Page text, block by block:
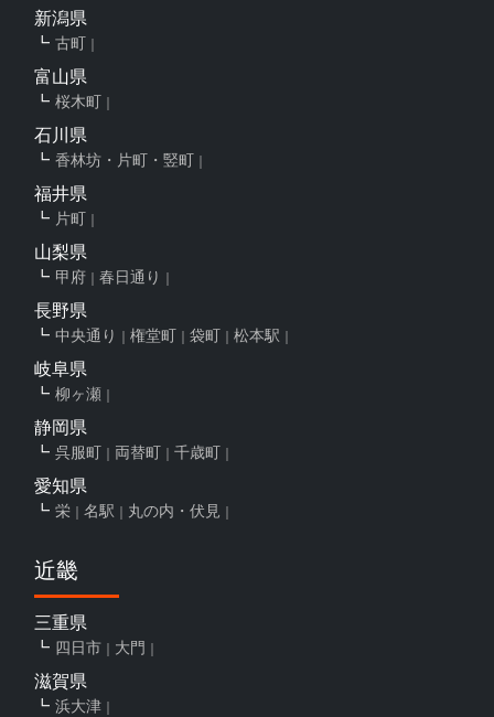
新潟県
古町
富山県
桜木町
石川県
香林坊・片町・竪町
福井県
片町
山梨県
甲府 春日通り
長野県
中央通り 権堂町 袋町 松本駅
岐阜県
柳ヶ瀬
静岡県
呉服町 両替町 千歳町
愛知県
栄 名駅 丸の内・伏見
近畿
三重県
四日市 大門
滋賀県
浜大津